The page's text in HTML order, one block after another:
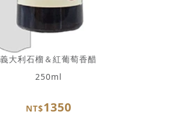
義大利石榴＆紅葡萄香醋
250ml
NT$1350